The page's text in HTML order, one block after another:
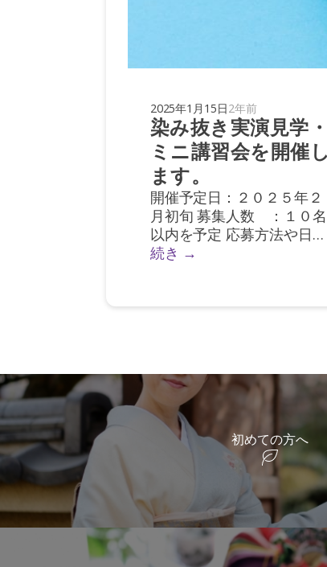
2025年1月15日2年前
染み抜き実演見学・
ミニ講習会を開催し
ます。
開催予定日：２０２５年２
月初旬 募集人数 ：１０名
以内を予定 応募方法や日程
その他詳細は後日このペー
続き →
初めての方へ